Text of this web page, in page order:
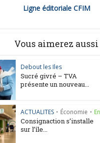
Ligne éditoriale CFIM
Vous aimerez aussi
Debout les Iles
Sucré givré – TVA
présente un nouveau...
ACTUALITES • Économie •
Consignaction s’installe
sur l’île...